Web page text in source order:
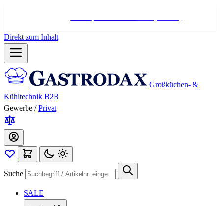
Direkt zum Inhalt
Großküchen- &
Kühltechnik B2B
Gewerbe / Privat
Suche
SALE